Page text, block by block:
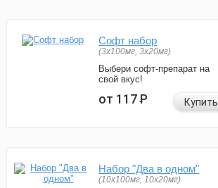
Софт набор
(3x100мг, 3x20мг)
Выбери софт-препарат на
свой вкус!
от 117Р Купить
Набор "Два в одном"
(10x100мг, 10x20мг)